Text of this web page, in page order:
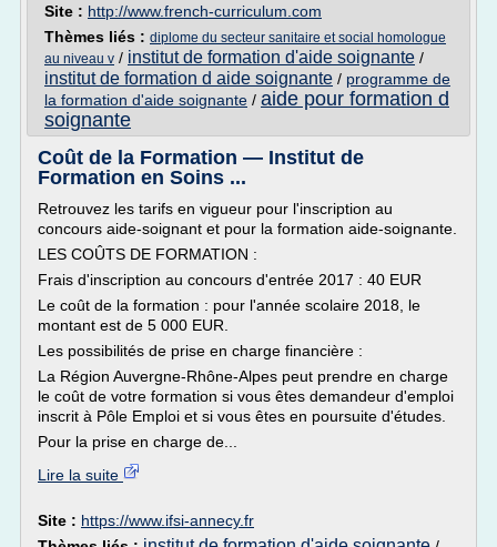
Site : http://www.french-curriculum.com
Thèmes liés : diplome du secteur sanitaire et social homologue
au niveau v / institut de formation d'aide soignante /
institut de formation d aide soignante / programme de
la formation d'aide soignante / aide pour formation d
soignante
Coût de la Formation — Institut de
Formation en Soins ...
Retrouvez les tarifs en vigueur pour l'inscription au
concours aide-soignant et pour la formation aide-soignante.
LES COÛTS DE FORMATION :
Frais d'inscription au concours d'entrée 2017 : 40 EUR
Le coût de la formation : pour l'année scolaire 2018, le
montant est de 5 000 EUR.
Les possibilités de prise en charge financière :
La Région Auvergne-Rhône-Alpes peut prendre en charge
le coût de votre formation si vous êtes demandeur d'emploi
inscrit à Pôle Emploi et si vous êtes en poursuite d'études.
Pour la prise en charge de...
Lire la suite
Site : https://www.ifsi-annecy.fr